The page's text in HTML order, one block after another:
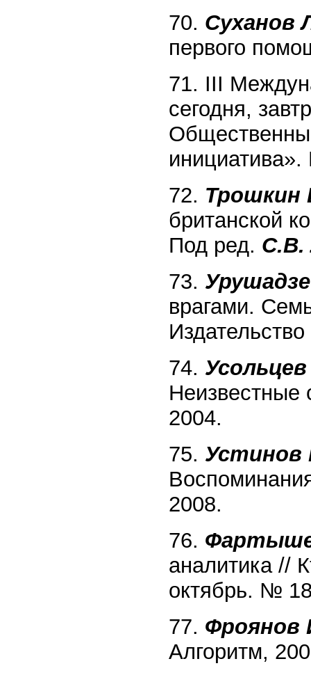
70. Суханов
первого
71. III
сегодня,
72. Трошкин
британской
Под ред. С.В.
73.
врагами.
74.
Неизвестные
2004.
75. Устинов
2008.
76.
аналитика //
октябрь. №
77. Фроянов
Алгоритм,